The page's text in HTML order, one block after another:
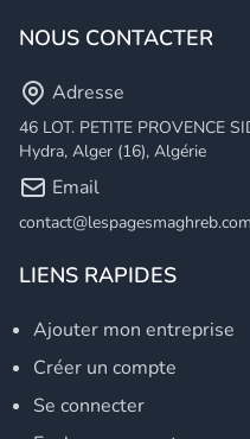
NOUS CONTACTER
Adresse
46 LOT. PETITE PROVENCE
Hydra, Alger (16), Algérie
Email
contact@lespagesmaghreb.com
LIENS RAPIDES
Ajouter mon entreprise
Créer un compte
Se connecter